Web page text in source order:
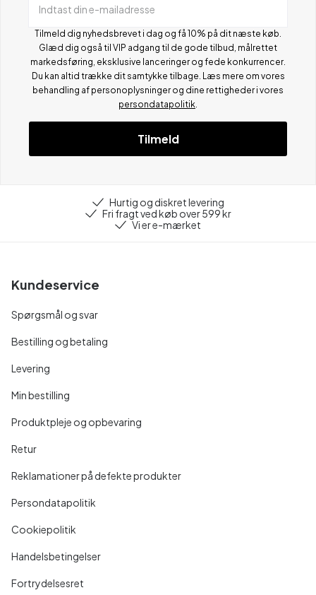
Indtast din e-mailadresse
Tilmeld dig nyhedsbrevet i dag og få 10% på dit næste køb.
Glæd dig også til VIP adgang til de gode tilbud, målrettet
markedsføring, eksklusive lanceringer og fede konkurrencer.
Du kan altid trække dit samtykke tilbage. Læs mere om vores
behandling af personoplysninger og dine rettigheder i vores
persondatapolitik
Tilmeld
Hurtig og diskret levering
Fri fragt ved køb over 599 kr
Vi er e-mærket
Kundeservice
Spørgsmål og svar
Bestilling og betaling
Levering
Min bestilling
Produktpleje og opbevaring
Retur
Reklamationer på defekte produkter
Persondatapolitik
Cookiepolitik
Handelsbetingelser
Fortrydelsesret